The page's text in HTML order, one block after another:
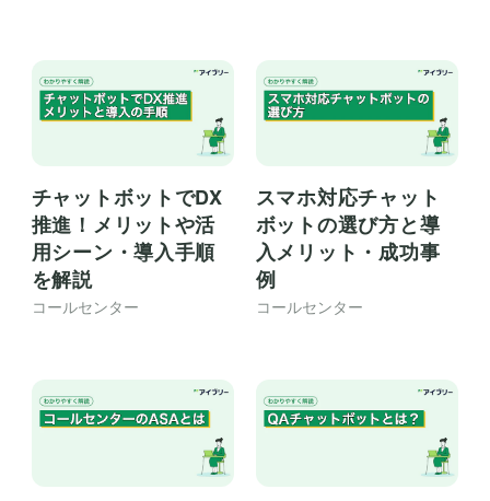
チャットボットでDX
推進！メリットや活
用シーン・導入手順
を解説
コールセンター
スマホ対応チャット
ボットの選び方と導
入メリット・成功事
例
コールセンター